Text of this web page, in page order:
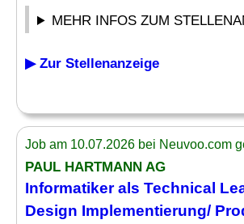
MEHR INFOS ZUM
▶ Zur Stellenanzeige
Job am 10.07.2026 bei Neuvoo.com
PAUL HARTMANN AG
Informatiker als Technical
Design Implementierung/